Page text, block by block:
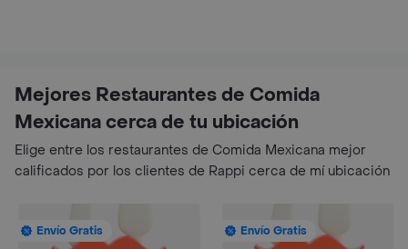
Mejores Restaurantes de Comida
Mexicana cerca de tu ubicación
Elige entre los restaurantes de Comida Mexicana mejor
calificados por los clientes de Rappi cerca de mí ubicación
Envío Gratis Envío Gratis